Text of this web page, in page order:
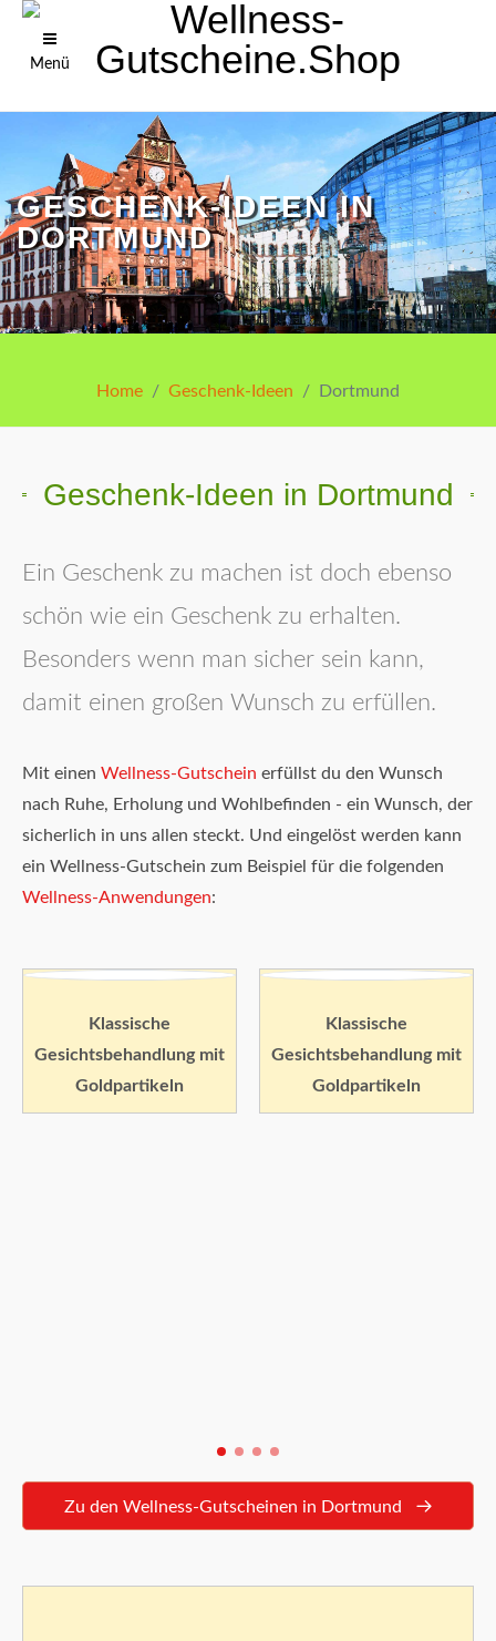
Menü
GESCHENK-IDEEN IN
DORTMUND
Home Geschenk-Ideen Dortmund
Geschenk-Ideen in Dortmund
Ein Geschenk zu machen ist doch ebenso
schön wie ein Geschenk zu erhalten.
Besonders wenn man sicher sein kann,
damit einen großen Wunsch zu erfüllen.
Mit einen Wellness-Gutschein erfüllst du den Wunsch
nach Ruhe, Erholung und Wohlbefinden - ein Wunsch, der
sicherlich in uns allen steckt. Und eingelöst werden kann
ein Wellness-Gutschein zum Beispiel für die folgenden
Wellness-Anwendungen:
Klassische
Gesichtsbehandlung mit
Goldpartikeln
Klassische
Gesichtsbehandlung mit
Goldpartikeln
Zu den Wellness-Gutscheinen in Dortmund